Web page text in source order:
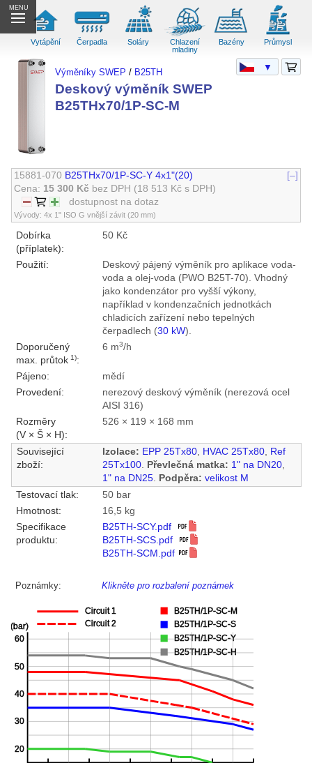
MENU
Vytápění Čerpadla Soláry
Chlazení
mladiny
Bazény Průmysl
Výměníky SWEP / B25TH
Deskový výměník SWEP
B25THx70/1P-SC-M
15881-070 B25THx70/1P-SC-Y 4x1"(20)
[–]
Cena: 15 300 Kč bez DPH (18 513 Kč s DPH)
dostupnost na dotaz
Vývody: 4x 1" ISO G vnější závit (20 mm)
Dobírka
(příplatek):
50 Kč
Použití:
Deskový pájený výměník pro aplikace voda-
voda a olej-voda (PWO B25T-70). Vhodný
jako kondenzátor pro vyšší výkony,
například v kondenzačních jednotkách
chladicích zařízení nebo tepelných
čerpadlech (30 kW).
Doporučený
max. průtok1):
6 m3/h
Pájeno:
mědí
Provedení:
nerezový deskový výměník (nerezová ocel
AISI 316)
Rozměry
(V × Š × H):
526 × 119 × 168 mm
Související
zboží:
Izolace: EPP 25Tx80, HVAC 25Tx80, Ref
25Tx100. Převlečná matka: 1" na DN20,
1" na DN25. Podpěra: velikost M
Testovací tlak:
50 bar
Hmotnost:
16,5 kg
Specifikace
produktu:
B25TH-SCY.pdf
B25TH-SCS.pdf
B25TH-SCM.pdf
Poznámky: Klikněte pro rozbalení poznámek
▼